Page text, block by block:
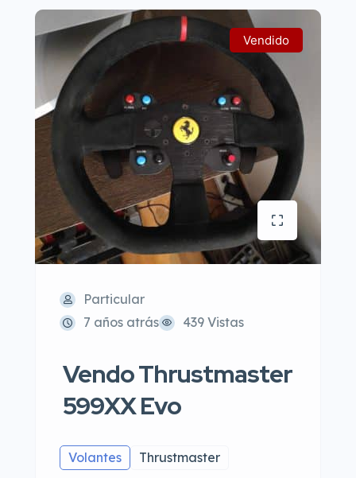
Vendido
Particular
7 años atrás
439 Vistas
Vendo Thrustmaster
599XX Evo
Volantes Thrustmaster